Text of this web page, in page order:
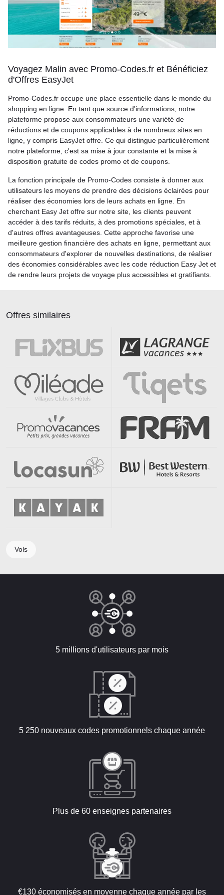
Voyagez Malin avec Promo-Codes.fr et Bénéficiez
d'Offres EasyJet
Promo-Codes.fr occupe une place essentielle dans le monde du
shopping en ligne. En tant que source d'informations, notre
plateforme propose aux consommateurs une variété de
réductions et de coupons applicables à de nombreux sites en
ligne, y compris EasyJet offre. Ce qui distingue particulièrement
notre plateforme, c'est sa mise à jour constante et la mise à
disposition gratuite de codes promo et de coupons.
La fonction principale de Promo-Codes consiste à donner aux
utilisateurs les moyens de prendre des décisions éclairées pour
réaliser des économies lors de leurs achats en ligne. En
cherchant Easy Jet offre sur notre site, les clients peuvent
accéder à des tarifs réduits, à des promotions spéciales, et à
d'autres offres avantageuses. Cette approche favorise une
meilleure gestion financière des achats en ligne, permettant aux
consommateurs d'explorer de nouvelles destinations, de réaliser
des économies considérables avec les code réduction Easy Jet et
de rendre leurs projets de voyage plus accessibles et gratifiants.
Offres similaires
Vols
5 millions d'utilisateurs par mois
5 250 nouveaux codes promotionnels chaque année
Plus de 60 enseignes partenaires
€130 économisés en moyenne chaque année par les